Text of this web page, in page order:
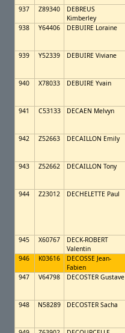
937
Z89340
DEBREUS
Kimberley
938 Y64406 DEBUIRE Loraine
939 Y52339 DEBUIRE Viviane
940 X78033 DEBUIRE Yvain
941 C53133 DECAEN Melvyn
942 Z52663 DECAILLON Emily
943 Z52662 DECAILLON Tony
944 Z23012 DECHELETTE Paul
945 X60767
DECK-ROBERT
Valentin
946 K03616
DECOSSE Jean-
Fabien
947 V64798 DECOSTER Gustave
948 N58289 DECOSTER Sacha